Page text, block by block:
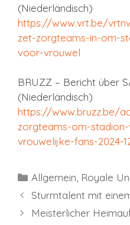
(Niederländisch)
https://www.vrt.be/
zet-zorgteams-in-om-
voor-vrouwel
BRUZZ – Bericht über
(Niederländisch)
https://www.bruzz.be/
zorgteams-om-
vrouwelijke-fans-2024-
Kategorien
Allgemein, Royale
Sturmtalent mit
Meisterlicher